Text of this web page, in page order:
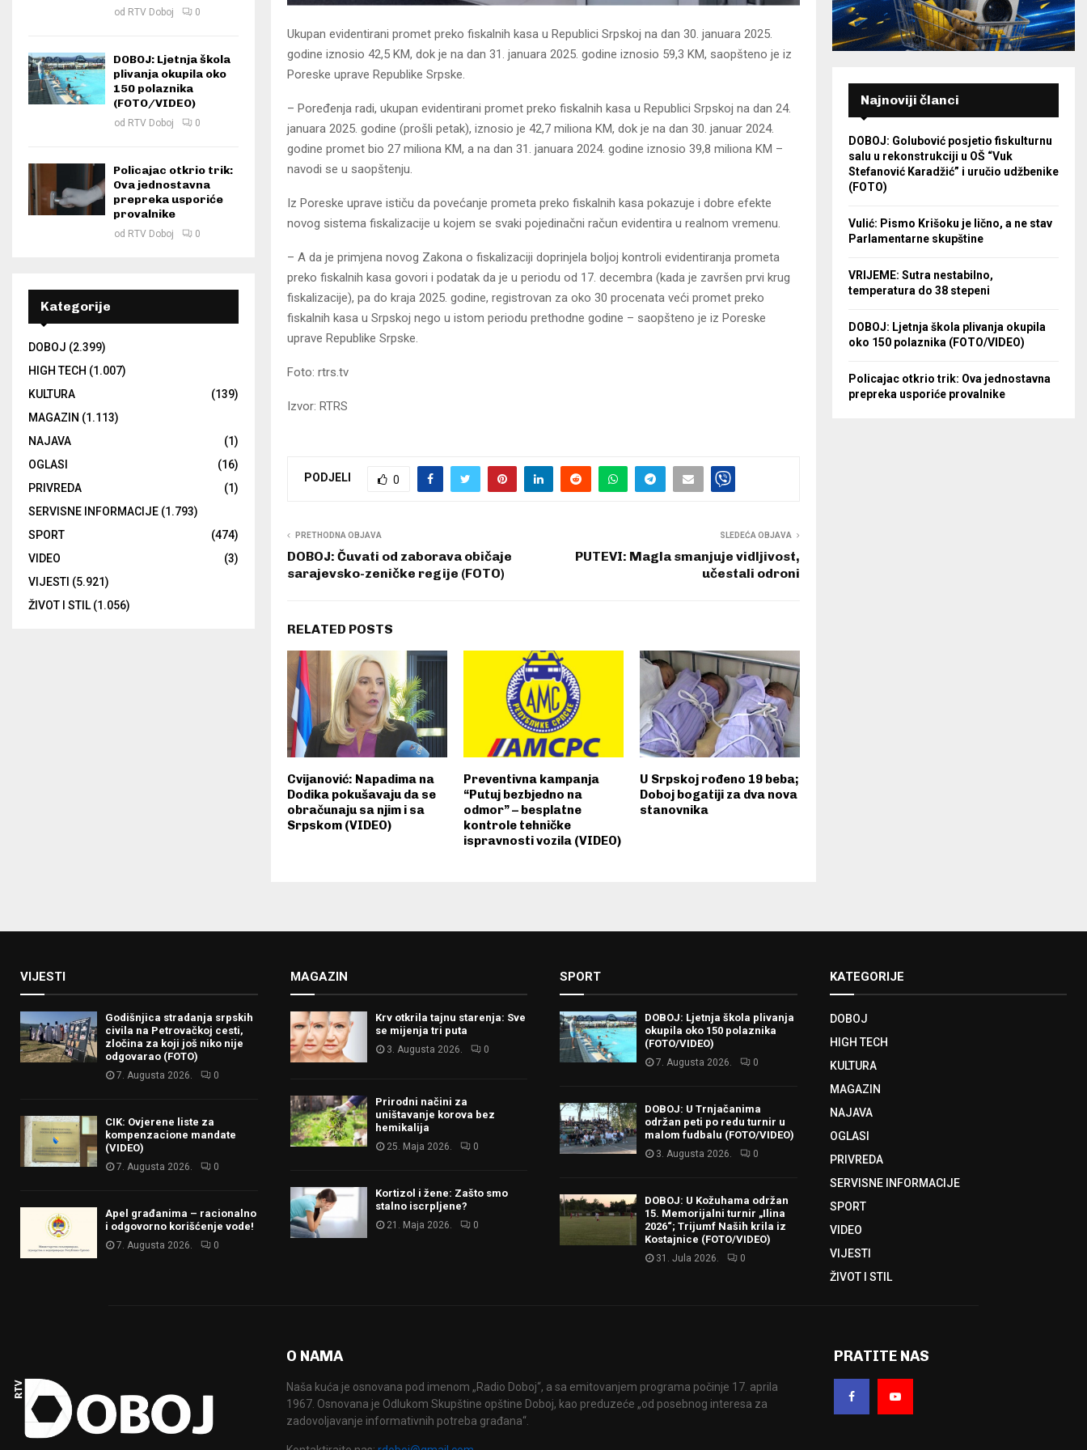
Ukupan evidentirani promet preko fiskalnih kasa u Republici Srpskoj na dan 30. januara 2025.
godine iznosio 42,5 KM, dok je na dan 31. januara 2025. godine iznosio 59,3 KM, saopšteno je iz
Poreske uprave Republike Srpske.
– Poređenja radi, ukupan evidentirani promet preko fiskalnih kasa u Republici Srpskoj na dan 24.
januara 2025. godine (prošli petak), iznosio je 42,7 miliona KM, dok je na dan 30. januar 2024.
godine promet bio 27 miliona KM, a na dan 31. januara 2024. godine iznosio 39,8 miliona KM –
navodi se u saopštenju.
Iz Poreske uprave ističu da povećanje prometa preko fiskalnih kasa pokazuje i dobre efekte
novog sistema fiskalizacije u kojem se svaki pojedinačni račun evidentira u realnom vremenu.
– A da je primjena novog Zakona o fiskalizaciji doprinjela boljoj kontroli evidentiranja prometa
preko fiskalnih kasa govori i podatak da je u periodu od 17. decembra (kada je završen prvi krug
fiskalizacije), pa do kraja 2025. godine, registrovan za oko 30 procenata veći promet preko
fiskalnih kasa u Srpskoj nego u istom periodu prethodne godine – saopšteno je iz Poreske
uprave Republike Srpske.
Foto: rtrs.tv
Izvor: RTRS
PODJELI 0
PRETHODNA OBJAVA
DOBOJ: Čuvati od zaborava običaje
sarajevsko-zeničke regije (FOTO)
SLEDEĆA OBJAVA
PUTEVI: Magla smanjuje vidljivost,
učestali odroni
RELATED POSTS
Cvijanović: Napadima na
Dodika pokušavaju da se
obračunaju sa njim i sa
Srpskom (VIDEO)
Preventivna kampanja
“Putuj bezbjedno na
odmor” – besplatne
kontrole tehničke
ispravnosti vozila (VIDEO)
U Srpskoj rođeno 19 beba;
Doboj bogatiji za dva nova
stanovnika
od RTV Doboj 0
DOBOJ: Ljetnja škola
plivanja okupila oko
150 polaznika
(FOTO/VIDEO)
od RTV Doboj 0
Policajac otkrio trik:
Ova jednostavna
prepreka usporiće
provalnike
od RTV Doboj 0
Kategorije
DOBOJ (2.399)
HIGH TECH (1.007)
KULTURA
(139)
MAGAZIN (1.113)
NAJAVA
(1)
OGLASI
(16)
PRIVREDA
(1)
SERVISNE INFORMACIJE (1.793)
SPORT
(474)
VIDEO
(3)
VIJESTI (5.921)
ŽIVOT I STIL(1.056)
Najnoviji članci
DOBOJ: Golubović posjetio fiskulturnu
salu u rekonstrukciji u OŠ “Vuk
Stefanović Karadžić” i uručio udžbenike
(FOTO)
Vulić: Pismo Krišoku je lično, a ne stav
Parlamentarne skupštine
VRIJEME: Sutra nestabilno,
temperatura do 38 stepeni
DOBOJ: Ljetnja škola plivanja okupila
oko 150 polaznika (FOTO/VIDEO)
Policajac otkrio trik: Ova jednostavna
prepreka usporiće provalnike
VIJESTI
Godišnjica stradanja srpskih
civila na Petrovačkoj cesti,
zločina za koji još niko nije
odgovarao (FOTO)
7. Augusta 2026. 0
CIK: Ovjerene liste za
kompenzacione mandate
(VIDEO)
7. Augusta 2026. 0
Apel građanima – racionalno
i odgovorno korišćenje vode!
7. Augusta 2026. 0
MAGAZIN
Krv otkrila tajnu starenja: Sve
se mijenja tri puta
3. Augusta 2026. 0
Prirodni načini za
uništavanje korova bez
hemikalija
25. Maja 2026. 0
Kortizol i žene: Zašto smo
stalno iscrpljene?
21. Maja 2026. 0
SPORT
DOBOJ: Ljetnja škola plivanja
okupila oko 150 polaznika
(FOTO/VIDEO)
7. Augusta 2026. 0
DOBOJ: U Trnjačanima
održan peti po redu turnir u
malom fudbalu (FOTO/VIDEO)
3. Augusta 2026. 0
DOBOJ: U Kožuhama održan
15. Memorijalni turnir „Ilina
2026“; Trijumf Naših krila iz
Kostajnice (FOTO/VIDEO)
31. Jula 2026. 0
KATEGORIJE
DOBOJ
HIGH TECH
KULTURA
MAGAZIN
NAJAVA
OGLASI
PRIVREDA
SERVISNE INFORMACIJE
SPORT
VIDEO
VIJESTI
ŽIVOT I STIL
O NAMA
Naša kuća je osnovana pod imenom „Radio Doboj“, a sa emitovanjem programa počinje 17. aprila
1967. Osnovana je Odlukom Skupštine opštine Doboj, kao preduzeće „od posebnog interesa za
zadovoljavanje informativnih potreba građana“.
PRATITE NAS